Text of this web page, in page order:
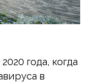
года, когда
в